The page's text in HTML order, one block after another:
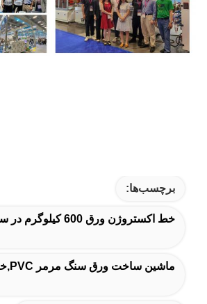
برچسب‌ها:
خط اکستروژن ورق 600 کیلوگرم در ساعت,دستگاه اکستروژن ورق پلاستیکی اینورتر ABB,خط اکستروژن ورق 3 متر در دقیقه
ماشین ساخت ورق سنگ مرمر PVC,خط تولیدی تابلو های مرمر مصنوعی,دستگاه صفحه دیواری سه بعدی برای پلاستیک مرمر